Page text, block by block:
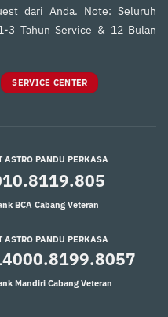
dari Anda. Note: Seluruh
3 Tahun Service & 12 Bulan
SERVICE CENTER
ASTRO PANDU PERKASA
BCA Cabang Veteran
ASTRO PANDU PERKASA
Mandiri Cabang Veteran